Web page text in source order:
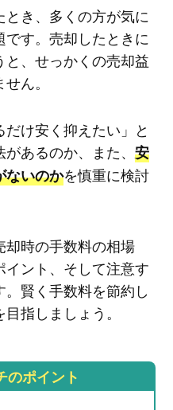
き、多くの方が気に
す。売却したときに
、せっかくの売却益
ん。
け安く抑えたい」と
あるのか、また、 安
ないのかを慎重に検討
却時の手数料の相場
イント、そして注意す
賢く手数料を節約し
指しましょう。
のポイント